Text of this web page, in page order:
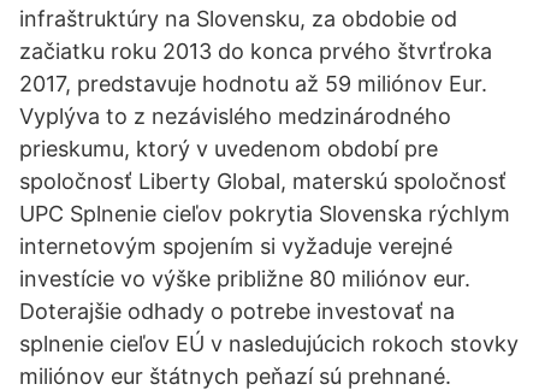
infraštruktúry na Slovensku, za obdobie od
začiatku roku 2013 do konca prvého štvrťroka
2017, predstavuje hodnotu až 59 miliónov Eur.
Vyplýva to z nezávislého medzinárodného
prieskumu, ktorý v uvedenom období pre
spoločnosť Liberty Global, materskú spoločnosť
UPC Splnenie cieľov pokrytia Slovenska rýchlym
internetovým spojením si vyžaduje verejné
investície vo výške približne 80 miliónov eur.
Doterajšie odhady o potrebe investovať na
splnenie cieľov EÚ v nasledujúcich rokoch stovky
miliónov eur štátnych peňazí sú prehnané.